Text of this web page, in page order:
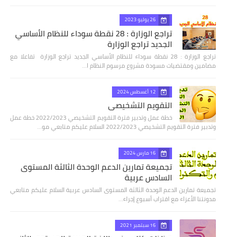
26 يوليو 2023
تراجع الوزارة : 28 نقطة سوداء للنظام الأساسي
الجديد تراجع الوزارة
تراجع الوزارة : 28 نقطة سوداء للنظام الأساسي الجديد تراجع الوزارة تفاعلا مع
مضامين ومقتضيات مسودة مشروع مرسوم النظام ا…
12 أغسطس 2024
التقويم التشخيصي
خطة عمل وتدبير فترة التقويم التشخيصي 2022/2023 خطة عمل
وتدبير فترة التقويم التشخيصي 2022/2023 السلام عليكم متابعي مو…
16 مارس 2024
تجميعة تمارين الدعم الوحدة الثالثة المستوى
السادس عربية
تجميعة تمارين الدعم الوحدة الثالثة المستوى السادس عربية السلام عليكم متابعي
مدونتنا الأعزاء مع اقتراب أسبوع إجراء…
16 سبتمبر 2021